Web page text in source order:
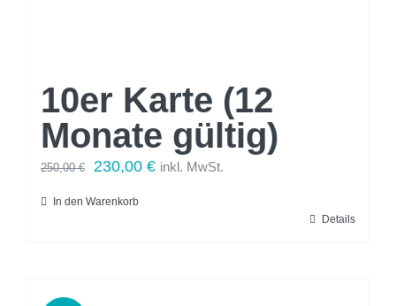
10er Karte (12
Monate gültig)
250,00€
Ursprünglicher
230,00 €Aktueller
inkl. MwSt.
In den Warenkorb
Details